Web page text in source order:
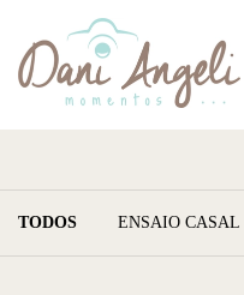
TODOS ENSAIO CASAL